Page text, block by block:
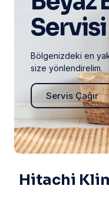
Servisi
Bölgenizdeki en
size yönlendirelim.
Servis Çağır
Hitachi